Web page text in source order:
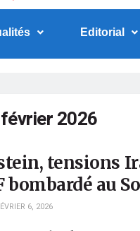
Editorial
2026
tensions
au
6, 2026